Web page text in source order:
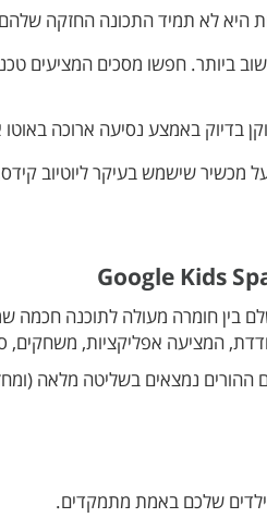
היא לא תמיד התכונה החזקה
בדיוק באמצע נסיעה ארוכה
מכשיר שישמש בעיקר ליוטיוב
בין חומרה מעולה לתוכנה
המציעה אפליקציות, משחקים,
ההורים נמצאים בשליטה מלאה